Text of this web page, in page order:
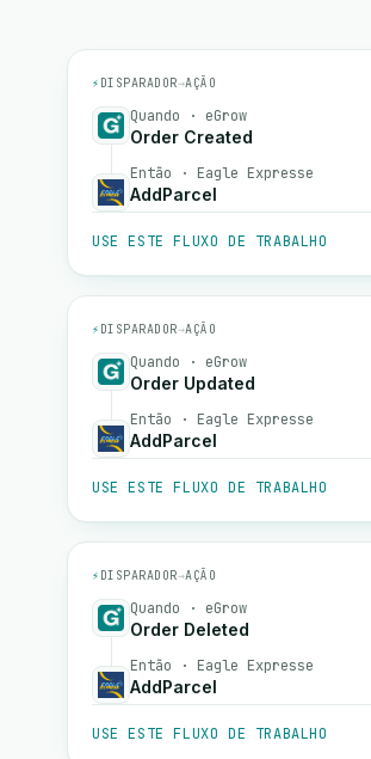
⚡ DISPARADOR→AÇÃO
Quando · eGrow
Order Created
Então · Eagle Expresse
AddParcel
USE ESTE FLUXO DE TRABALHO
⚡ DISPARADOR→AÇÃO
Quando · eGrow
Order Updated
Então · Eagle Expresse
AddParcel
USE ESTE FLUXO DE TRABALHO
⚡ DISPARADOR→AÇÃO
Quando · eGrow
Order Deleted
Então · Eagle Expresse
AddParcel
USE ESTE FLUXO DE TRABALHO